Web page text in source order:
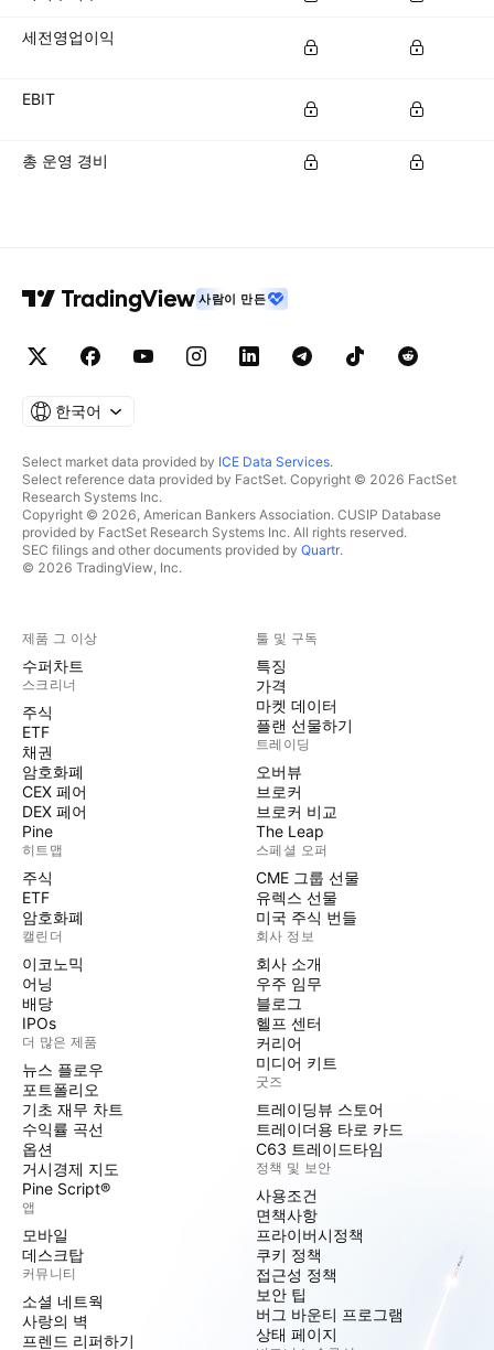
세전영업이익
EBIT
총 운영 경비
사람이 만든
한국어
Select market data provided by ICE Data Services.
Select reference data provided by FactSet. Copyright © 2026 FactSet
Research Systems Inc.
Copyright © 2026, American Bankers Association. CUSIP Database
provided by FactSet Research Systems Inc. All rights reserved.
SEC filings and other documents provided by Quartr.
© 2026 TradingView, Inc.
제품 그 이상
수퍼차트
스크리너
주식
ETF
채권
암호화폐
CEX 페어
DEX 페어
Pine
히트맵
주식
ETF
암호화폐
캘린더
이코노믹
어닝
배당
IPOs
더 많은 제품
뉴스 플로우
포트폴리오
기초 재무 차트
수익률 곡선
옵션
거시경제 지도
Pine Script®
앱
모바일
데스크탑
커뮤니티
소셜 네트웍
사랑의 벽
프렌드 리퍼하기
툴 및 구독
특징
가격
마켓 데이터
플랜 선물하기
트레이딩
오버뷰
브로커
브로커 비교
The Leap
스페셜 오퍼
CME 그룹 선물
유렉스 선물
미국 주식 번들
회사 정보
회사 소개
우주 임무
블로그
헬프 센터
커리어
미디어 키트
굿즈
트레이딩뷰 스토어
트레이더용 타로 카드
C63 트레이드타임
정책 및 보안
사용조건
면책사항
프라이버시정책
쿠키 정책
접근성 정책
보안 팁
버그 바운티 프로그램
상태 페이지